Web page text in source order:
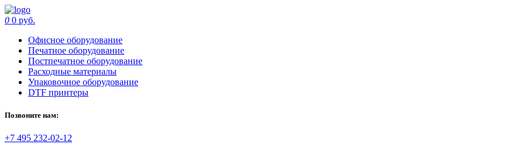
0 0 руб.
Офисное оборудование
Печатное оборудование
Постпечатное оборудование
Расходные материалы
Упаковочное оборудование
DTF принтеры
Позвоните нам:
+7 495 232-02-12